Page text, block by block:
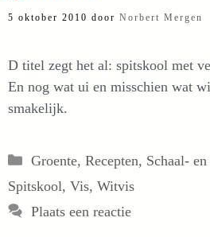
5 oktober 2010 door Norbert Mergen
D titel zegt het al: spitskool met
En nog wat ui en misschien wat
smakelijk.
Categorieën
Groente, Recepten, Schaal-
Spitskool, Vis, Witvis
Plaats een reactie